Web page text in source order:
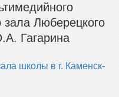
зала Люберецкого
Гагарина